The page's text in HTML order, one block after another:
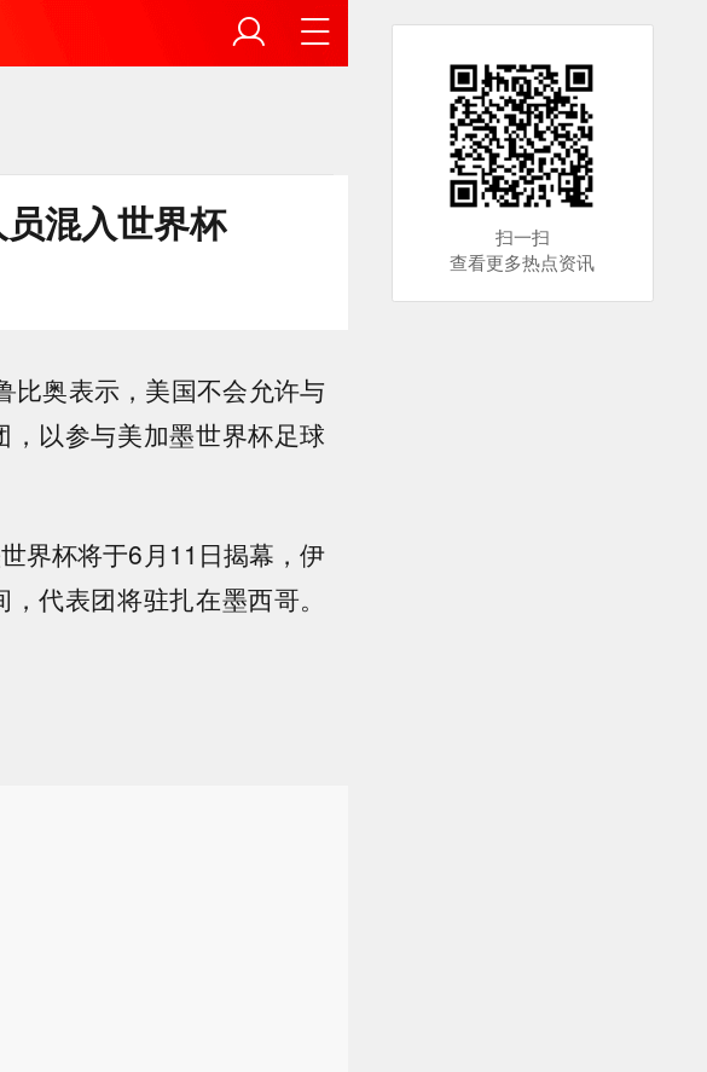
混入世界杯
比奥表示，美国不会允许与
以参与美加墨世界杯足球
界杯将于6月11日揭幕，伊
代表团将驻扎在墨西哥。
扫一扫
查看更多热点资讯